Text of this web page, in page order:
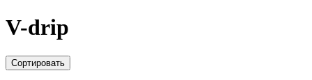
V-drip
Сортировать